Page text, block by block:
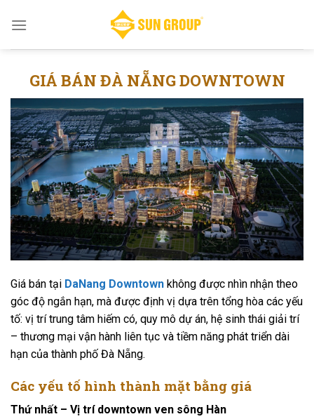
GIÁ BÁN ĐÀ NẴNG DOWNTOWN
Giá bán tại DaNang Downtown không được nhìn nhận theo
góc độ ngắn hạn, mà được định vị dựa trên tổng hòa các yếu
tố: vị trí trung tâm hiếm có, quy mô dự án, hệ sinh thái giải trí
– thương mại vận hành liên tục và tiềm năng phát triển dài
hạn của thành phố Đà Nẵng.
Các yếu tố hình thành mặt bằng giá
Thứ nhất – Vị trí downtown ven sông Hàn